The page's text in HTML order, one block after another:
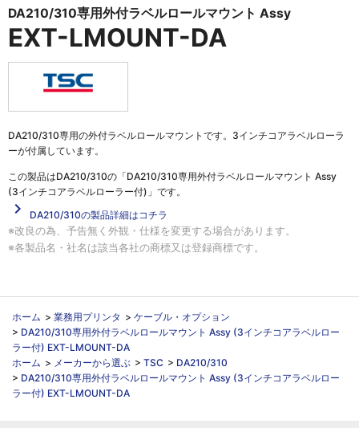
DA210/310専用外付ラベルロールマウント Assy
EXT-LMOUNT-DA
DA210/310専用の外付ラベルロールマウントです。3インチコアラベルローラ
ーが付属しています。
この製品はDA210/310の「DA210/310専用外付ラベルロールマウント Assy
(3インチコアラベルローラー付)」 です。
navigate_next
DA210/310の製品詳細はコチラ
※改良の為、予告無く外観・仕様を変更する場合があります。
※各製品名・社名は該当各社の商標又は登録商標です。
ホーム > 業務用プリンタ > ケーブル・オプション
> DA210/310専用外付ラベルロールマウント Assy (3インチコアラベルロー
ラー付) EXT-LMOUNT-DA
ホーム > メーカーから選ぶ > TSC > DA210/310
> DA210/310専用外付ラベルロールマウント Assy (3インチコアラベルロー
ラー付) EXT-LMOUNT-DA